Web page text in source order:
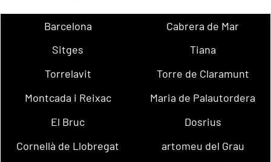
Barcelona
Cabrera de Mar
Sitges
Tiana
Torrelavit
Torre de Claramunt
Montcada i Reixac
Maria de Palautordera
El Bruc
Dosrius
Cornellà de Llobregat
artomeu del Grau